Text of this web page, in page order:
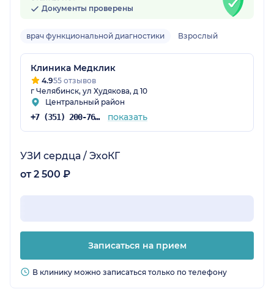
Документы проверены
врач функциональной диагностики Взрослый
Клиника Медклик
4.955 отзывов
г Челябинск, ул Худякова, д 10
Центральный район
+7 (351) 200-76-34 показать
УЗИ сердца / ЭхоКГ
от 2 500 ₽
Записаться на прием
В клинику можно записаться только по телефону